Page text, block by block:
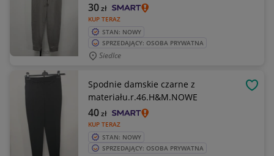
KUP TERAZ
30zł
STAN: NOWY
SPRZEDAJĄCY: OSOBA PRYWATNA
Siedlce
Spodnie damskie czarne z
materiału.r.46.H&M.NOWE
KUP TERAZ
40zł
STAN: NOWY
SPRZEDAJĄCY: OSOBA PRYWATNA